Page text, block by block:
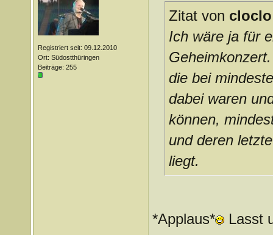
Registriert seit: 09.12.2010
Ort: Südostthüringen
Beiträge: 255
Zitat von cloclo
Ich wäre ja für
die bei
dabei waren
können,
und deren
liegt.
*Applaus* Lasst